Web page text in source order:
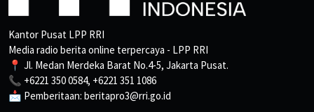
Kantor Pusat LPP RRI
Media radio berita online terpercaya - LPP RRI
📍 Jl. Medan Merdeka Barat No.4-5, Jakarta Pusat.
📞 +6221 350 0584, +6221 351 1086
📩 Pemberitaan: beritapro3@rri.go.id